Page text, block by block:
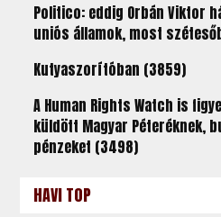
Politico: eddig Orbán Viktor
uniós államok, most
Kutyaszorítóban (3859)
A Human Rights Watch is
küldött Magyar Péteréknek,
pénzeket (3498)
HAVI TOP